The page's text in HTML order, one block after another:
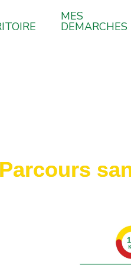
MES
DEMARCHES
Parcours